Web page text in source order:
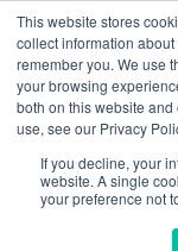
This website stores
collect information
remember you. We use
your browsing
both on this website
use, see our Privacy
If you decline, your
website. A single
your preference not